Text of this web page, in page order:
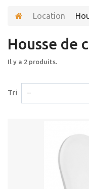
Location
Housse de
Il y a 2 produits.
Tri --